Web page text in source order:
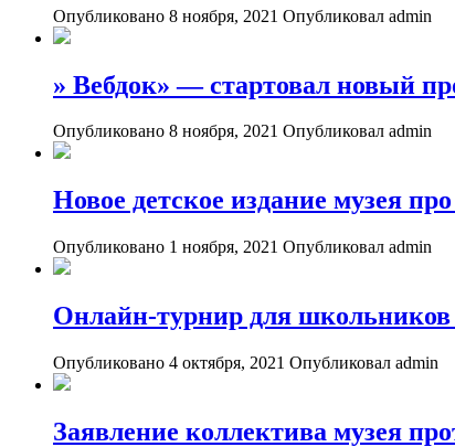
Опубликовано 8 ноября, 2021 Опубликовал admin
» Вебдок» — стартовал новый
Опубликовано 8 ноября, 2021 Опубликовал admin
Новое детское издание музея
Опубликовано 1 ноября, 2021 Опубликовал admin
Онлайн-турнир для школьников
Опубликовано 4 октября, 2021 Опубликовал admin
Заявление коллектива музея